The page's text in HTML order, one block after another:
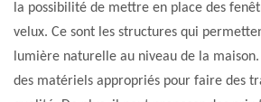
la possibilité de mettre en place des
velux. Ce sont les structures qui
lumière naturelle au niveau de la
des matériels appropriés pour faire des